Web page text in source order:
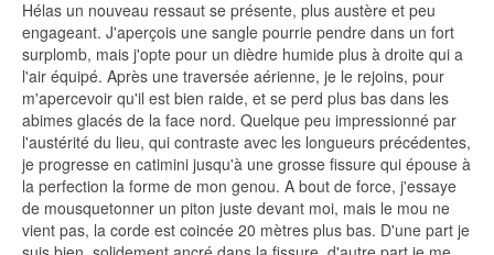
Hélas un nouveau ressaut se présente, plus austère et peu
engageant. J'aperçois une sangle pourrie pendre dans un fort
surplomb, mais j'opte pour un dièdre humide plus à droite qui a
l'air équipé. Après une traversée aérienne, je le rejoins, pour
m'apercevoir qu'il est bien raide, et se perd plus bas dans les
abimes glacés de la face nord. Quelque peu impressionné par
l'austérité du lieu, qui contraste avec les longueurs précédentes,
je progresse en catimini jusqu'à une grosse fissure qui épouse à
la perfection la forme de mon genou. A bout de force, j'essaye
de mousquetonner un piton juste devant moi, mais le mou ne
vient pas, la corde est coincée 20 mètres plus bas. D'une part je